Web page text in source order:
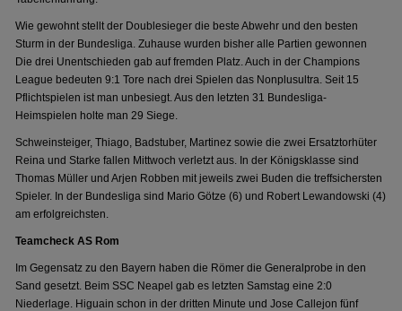
Wie gewohnt stellt der Doublesieger die beste Abwehr und den besten
Sturm in der Bundesliga. Zuhause wurden bisher alle Partien gewonnen
Die drei Unentschieden gab auf fremden Platz. Auch in der Champions
League bedeuten 9:1 Tore nach drei Spielen das Nonplusultra. Seit 15
Pflichtspielen ist man unbesiegt. Aus den letzten 31 Bundesliga-
Heimspielen holte man 29 Siege.
Schweinsteiger, Thiago, Badstuber, Martinez sowie die zwei Ersatztorhüter
Reina und Starke fallen Mittwoch verletzt aus. In der Königsklasse sind
Thomas Müller und Arjen Robben mit jeweils zwei Buden die treffsichersten
Spieler. In der Bundesliga sind Mario Götze (6) und Robert Lewandowski (4)
am erfolgreichsten.
Teamcheck AS Rom
Im Gegensatz zu den Bayern haben die Römer die Generalprobe in den
Sand gesetzt. Beim SSC Neapel gab es letzten Samstag eine 2:0
Niederlage. Higuain schon in der dritten Minute und Jose Callejon fünf